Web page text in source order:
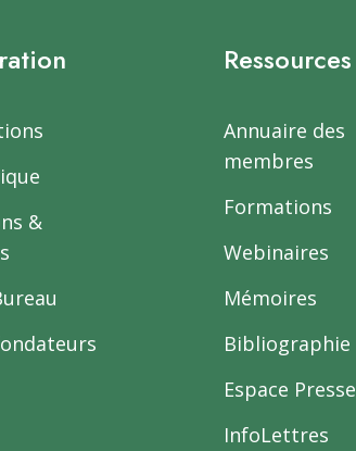
&
Ressources
Annuaire des
membres
Formations
Webinaires
Mémoires
Bibliographie
Espace Presse
InfoLettres